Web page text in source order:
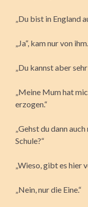
„Du bist in England
„Ja“, kam nur von ihm.
„Du kannst aber
„Meine Mum hat
erzogen.“
„Gehst du dann
Schule?“
„Wieso, gibt es hier
„Nein, nur die Eine.“